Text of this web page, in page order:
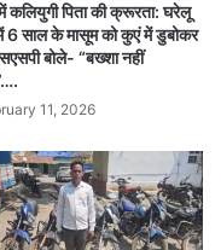
कलियुगी पिता की क्रूरता: घरेलू
साल के मासूम को कुएं में डुबोकर
बोले- “बख्शा नहीं
11, 2026